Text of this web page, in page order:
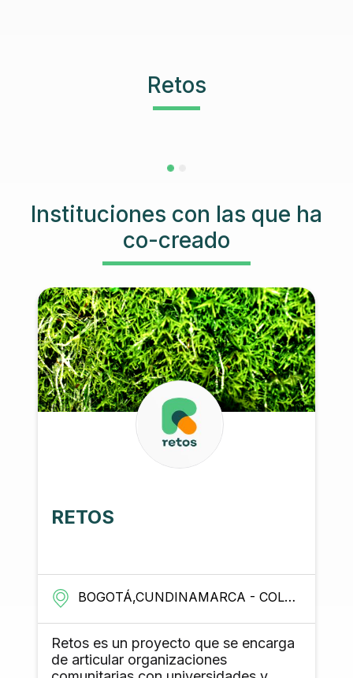
Retos
Instituciones con las que ha
co-creado
RETOS
BOGOTÁ,CUNDINAMARCA - COLOMBIA
Retos es un proyecto que se encarga
de articular organizaciones